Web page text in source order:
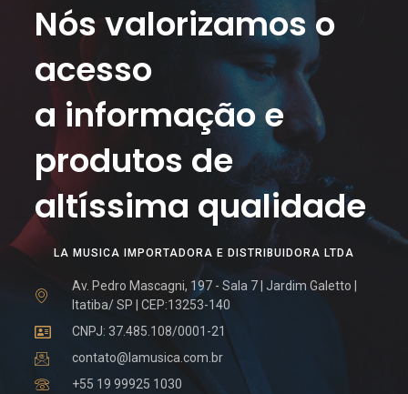
Nós valorizamos o
acesso
a informação e
produtos de
altíssima qualidade
LA MUSICA IMPORTADORA E DISTRIBUIDORA LTDA
Av. Pedro Mascagni, 197 - Sala 7 | Jardim Galetto |
Itatiba/ SP | CEP:13253-140
CNPJ: 37.485.108/0001-21
contato@lamusica.com.br
+55 19 99925 1030